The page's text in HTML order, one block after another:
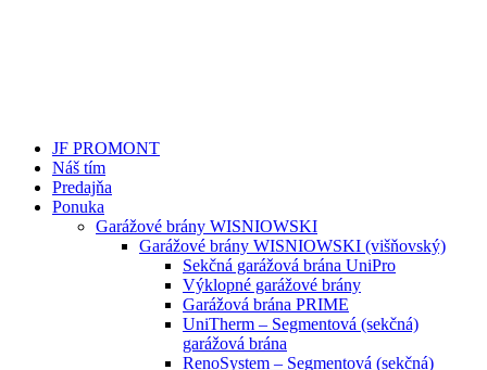
JF PROMONT
Náš tím
Predajňa
Ponuka
Garážové brány WISNIOWSKI
Garážové brány WISNIOWSKI (višňovský)
Sekčná garážová brána UniPro
Výklopné garážové brány
Garážová brána PRIME
UniTherm – Segmentová (sekčná)
garážová brána
RenoSystem – Segmentová (sekčná)